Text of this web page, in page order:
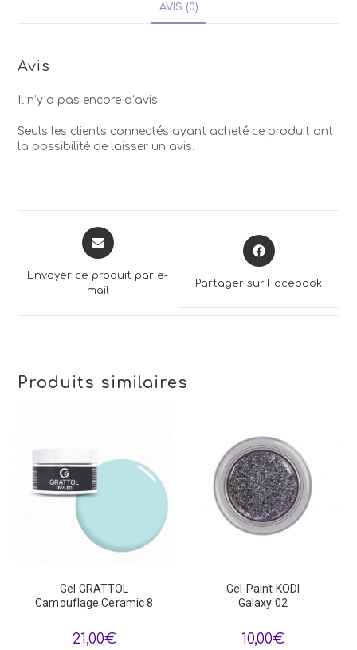
AVIS (0)
Avis
Il n’y a pas encore d’avis.
Seuls les clients connectés ayant acheté ce produit ont
la possibilité de laisser un avis.
Opens
in
new
Envoyer ce produit par e-
mail
Opens
in
Partager sur Facebook
Produits similaires
Gel GRATTOL
Camouflage Ceramic 8
21,00€
Gel-Paint KODI
Galaxy 02
10,00€